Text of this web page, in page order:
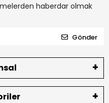
haberdar olmak
Gönder